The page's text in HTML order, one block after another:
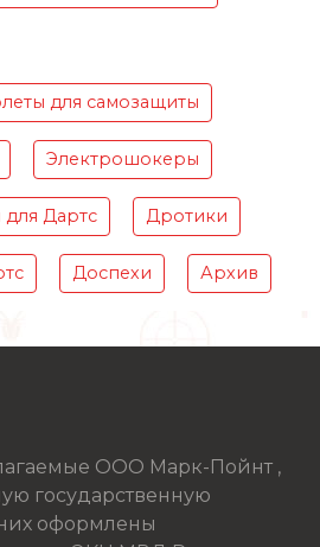
для самозащиты
Электрошокеры
Дартс Дротики
Доспехи Архив
ООО Марк-Пойнт ,
государственную
оформлены